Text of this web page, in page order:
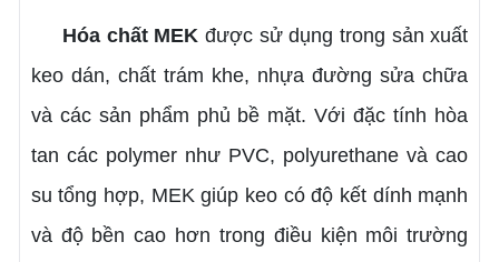
Hóa chất MEK được sử dụng trong sản xuất
keo dán, chất trám khe, nhựa đường sửa chữa
và các sản phẩm phủ bề mặt. Với đặc tính hòa
tan các polymer như PVC, polyurethane và cao
su tổng hợp, MEK giúp keo có độ kết dính mạnh
và độ bền cao hơn trong điều kiện môi trường